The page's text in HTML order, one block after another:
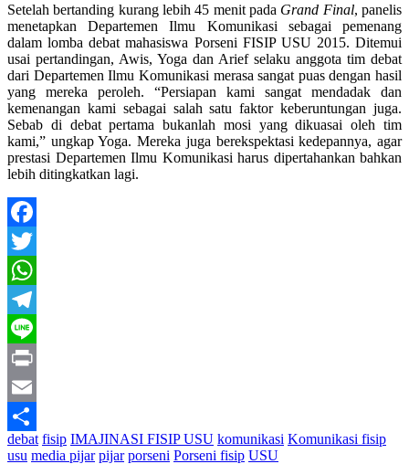
Setelah bertanding kurang lebih 45 menit pada Grand Final, panelis
menetapkan Departemen Ilmu Komunikasi sebagai pemenang
dalam lomba debat mahasiswa Porseni FISIP USU 2015. Ditemui
usai pertandingan, Awis, Yoga dan Arief selaku anggota tim debat
dari Departemen Ilmu Komunikasi merasa sangat puas dengan hasil
yang mereka peroleh. “Persiapan kami sangat mendadak dan
kemenangan kami sebagai salah satu faktor keberuntungan juga.
Sebab di debat pertama bukanlah mosi yang dikuasai oleh tim
kami,” ungkap Yoga. Mereka juga berekspektasi kedepannya, agar
prestasi Departemen Ilmu Komunikasi harus dipertahankan bahkan
lebih ditingkatkan lagi.
Facebook
Twitter
WhatsApp
Telegram
Line
Print
Email
Share
debat fisip IMAJINASI FISIP USU komunikasi Komunikasi fisip
usu media pijar pijar porseni Porseni fisip USU